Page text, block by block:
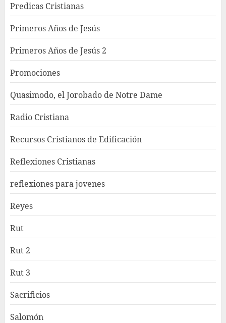
Predicas Cristianas
Primeros Años de Jesús
Primeros Años de Jesús 2
Promociones
Quasimodo, el Jorobado de Notre Dame
Radio Cristiana
Recursos Cristianos de Edificación
Reflexiones Cristianas
reflexiones para jovenes
Reyes
Rut
Rut 2
Rut 3
Sacrificios
Salomón